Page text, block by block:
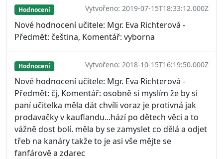
Hodnocení Vytvořeno: 2019-07-15T18:33:12.000Z
Nové hodnocení učitele: Mgr. Eva Richterová -
Předmět: čeština, Komentář: vyborna
Hodnocení Vytvořeno: 2018-10-15T16:19:50.000Z
Nové hodnocení učitele: Mgr. Eva Richterová -
Předmět: čj, Komentář: osobně si myslím že by si
paní učitelka měla dát chvíli voraz je protivná jak
prodavačky v kauflandu...hází po dětech věci a to
vážně dost bolí. měla by se zamyslet co dělá a odjet
třeb na kanáry takže to je asi vše mějte se
fanfárově a zdarec